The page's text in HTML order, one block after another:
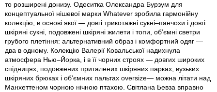
то розширені донизу. Одеситка Олександра Бурзум для
концептуальної нішевої марки Whatever зробила гармонійну
колекцію, в основі якої — довгі трикотажні сукні–панчохи і довгі
шкіряні сукні, подовжені шкіряні жилети і топи, об’ємні светри
грубого плетіння: альтернативний образ і комфортний одяг —
два в одному. Колекцію Валерії Ковальської надихнула
атмосфера Нью–Йорка, і в її чорних строях — довгих широких
спідницях, подовжених приталених шкіряних парках, вузьких
шкіряних брюках і об’ємних пальтах oversize— можна літати над
Манхеттеном чорною нічною птахою. Світлана Бевза вправно